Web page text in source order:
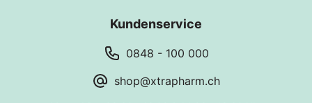
Kundenservice
0848 - 100 000
shop@xtrapharm.ch